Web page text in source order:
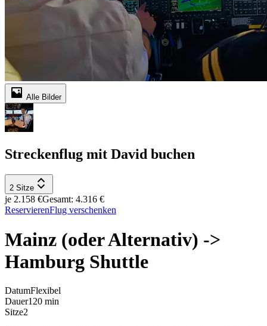
Alle Bilder
Streckenflug mit David buchen
2 Sitze
je 2.158 €Gesamt: 4.316 €
ReservierenFlug verschenken
Mainz (oder Alternativ) ->
Hamburg Shuttle
DatumFlexibel
Dauer120 min
Sitze2